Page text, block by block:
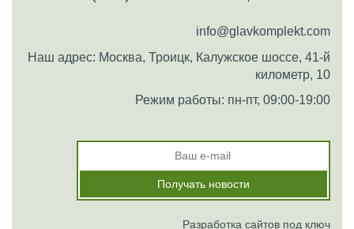
info@glavkomplekt.com
Наш адрес: Москва, Троицк, Калужское шоссе, 41-й
километр, 10
Режим работы: пн-пт, 09:00-19:00
Разработка сайтов под ключ